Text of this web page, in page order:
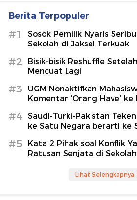
Berita Terpopuler
#1
Sosok Pemilik Nyaris
Sekolah di Jaksel Terkuak
#2
Bisik-bisik Reshuffle
Mencuat Lagi
#3
UGM Nonaktifkan
Komentar 'Orang Have' ke
#4
Saudi-Turki-Pakistan
ke Satu Negara berarti ke
#5
Kata 2 Pihak soal Konflik
Ratusan Senjata di Sekolah
Lihat Selengkapnya